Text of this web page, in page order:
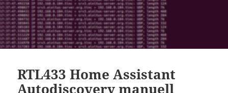
RTL433 Home Assistant
Autodiscovery manuell